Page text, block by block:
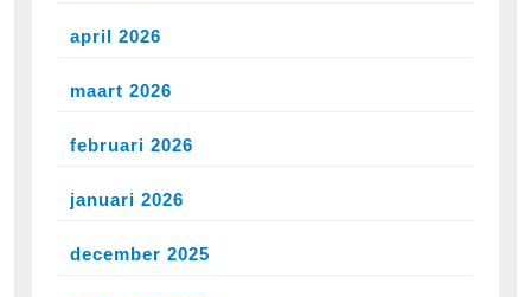
april 2026
maart 2026
februari 2026
januari 2026
december 2025